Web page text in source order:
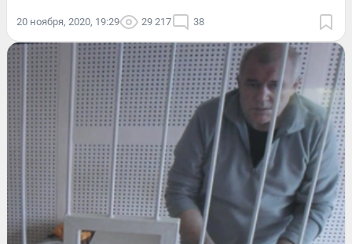
20 ноября, 2020, 19:29 29 217 38